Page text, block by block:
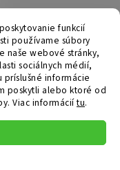
funkcií
používame súbory
naše webové stránky,
sociálnych médií,
informácie
poskytli alebo ktoré od
Viac informáciítu.